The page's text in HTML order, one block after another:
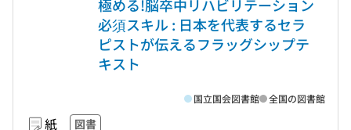
極める!脳卒中リハビリテーション
必須スキル : 日本を代表するセラ
ピストが伝えるフラッグシップテ
キスト
紙 図書
国立国会図書館 全国の図書館